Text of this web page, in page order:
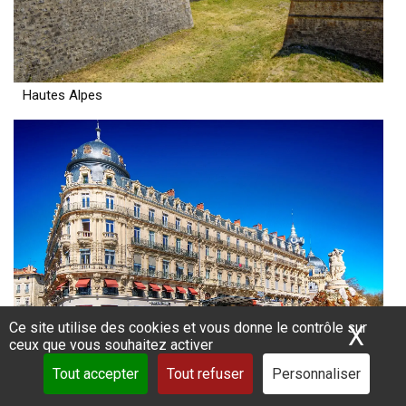
Ce site utilise des cookies et vous donne le contrôle sur
ceux que vous souhaitez activer
Tout accepter
Tout refuser Personnaliser
X
Hautes Alpes
Hérault